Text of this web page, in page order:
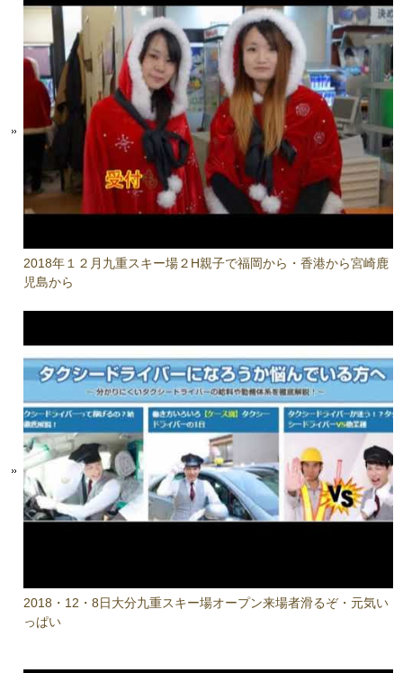
2018年１２月九重スキー場２H親子で福岡から・香港から宮崎鹿
児島から
2018・12・8日大分九重スキー場オープン来場者滑るぞ・元気い
っぱい